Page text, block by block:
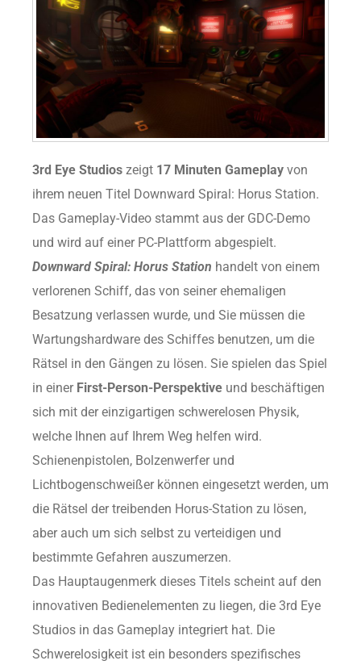
3rd Eye Studios zeigt 17 Minuten Gameplay von
ihrem neuen Titel Downward Spiral: Horus Station.
Das Gameplay-Video stammt aus der GDC-Demo
und wird auf einer PC-Plattform abgespielt.
Downward Spiral: Horus Station handelt von einem
verlorenen Schiff, das von seiner ehemaligen
Besatzung verlassen wurde, und Sie müssen die
Wartungshardware des Schiffes benutzen, um die
Rätsel in den Gängen zu lösen. Sie spielen das Spiel
in einer First-Person-Perspektive und beschäftigen
sich mit der einzigartigen schwerelosen Physik,
welche Ihnen auf Ihrem Weg helfen wird.
Schienenpistolen, Bolzenwerfer und
Lichtbogenschweißer können eingesetzt werden, um
die Rätsel der treibenden Horus-Station zu lösen,
aber auch um sich selbst zu verteidigen und
bestimmte Gefahren auszumerzen.
Das Hauptaugenmerk dieses Titels scheint auf den
innovativen Bedienelementen zu liegen, die 3rd Eye
Studios in das Gameplay integriert hat. Die
Schwerelosigkeit ist ein besonders spezifisches